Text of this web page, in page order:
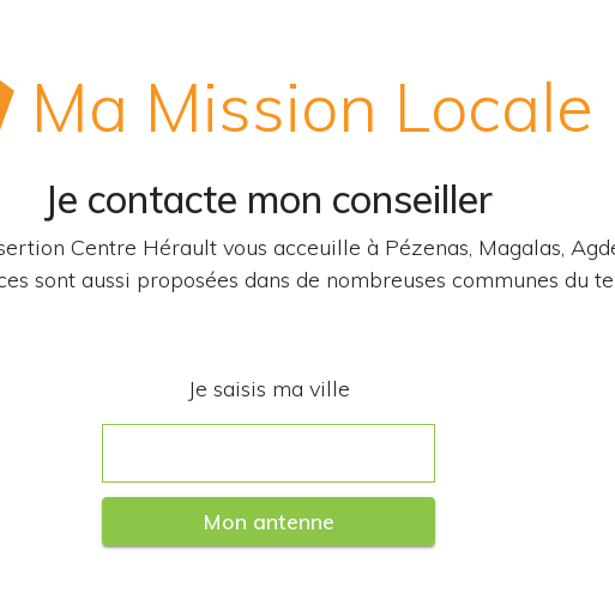
Ma Mission Locale
Je contacte mon conseiller
Centre Hérault vous acceuille à Pézenas, Magalas,
sont aussi proposées dans de nombreuses communes du
Je saisis ma ville
Mon antenne